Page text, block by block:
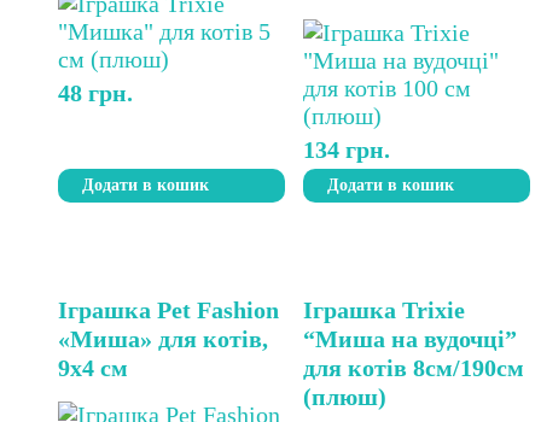
48 грн.
Додати в кошик
134грн.
Додати в кошик
Іграшка Pet Fashion
«Миша» для котів,
9х4 см
Іграшка Trixie
“Миша на вудочці”
для котів 8см/190см
(плюш)